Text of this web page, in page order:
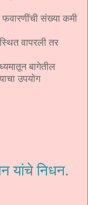
फवारणींची संख्या कमी
वापरली तर
बागेतील
उपयोग
यांचे निधन.